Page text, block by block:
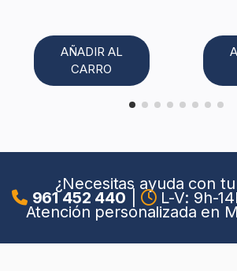
AÑADIR AL
CARRO
¿Necesitas ayuda con
961 452 440 L-V: 9h-
Atención personalizada en